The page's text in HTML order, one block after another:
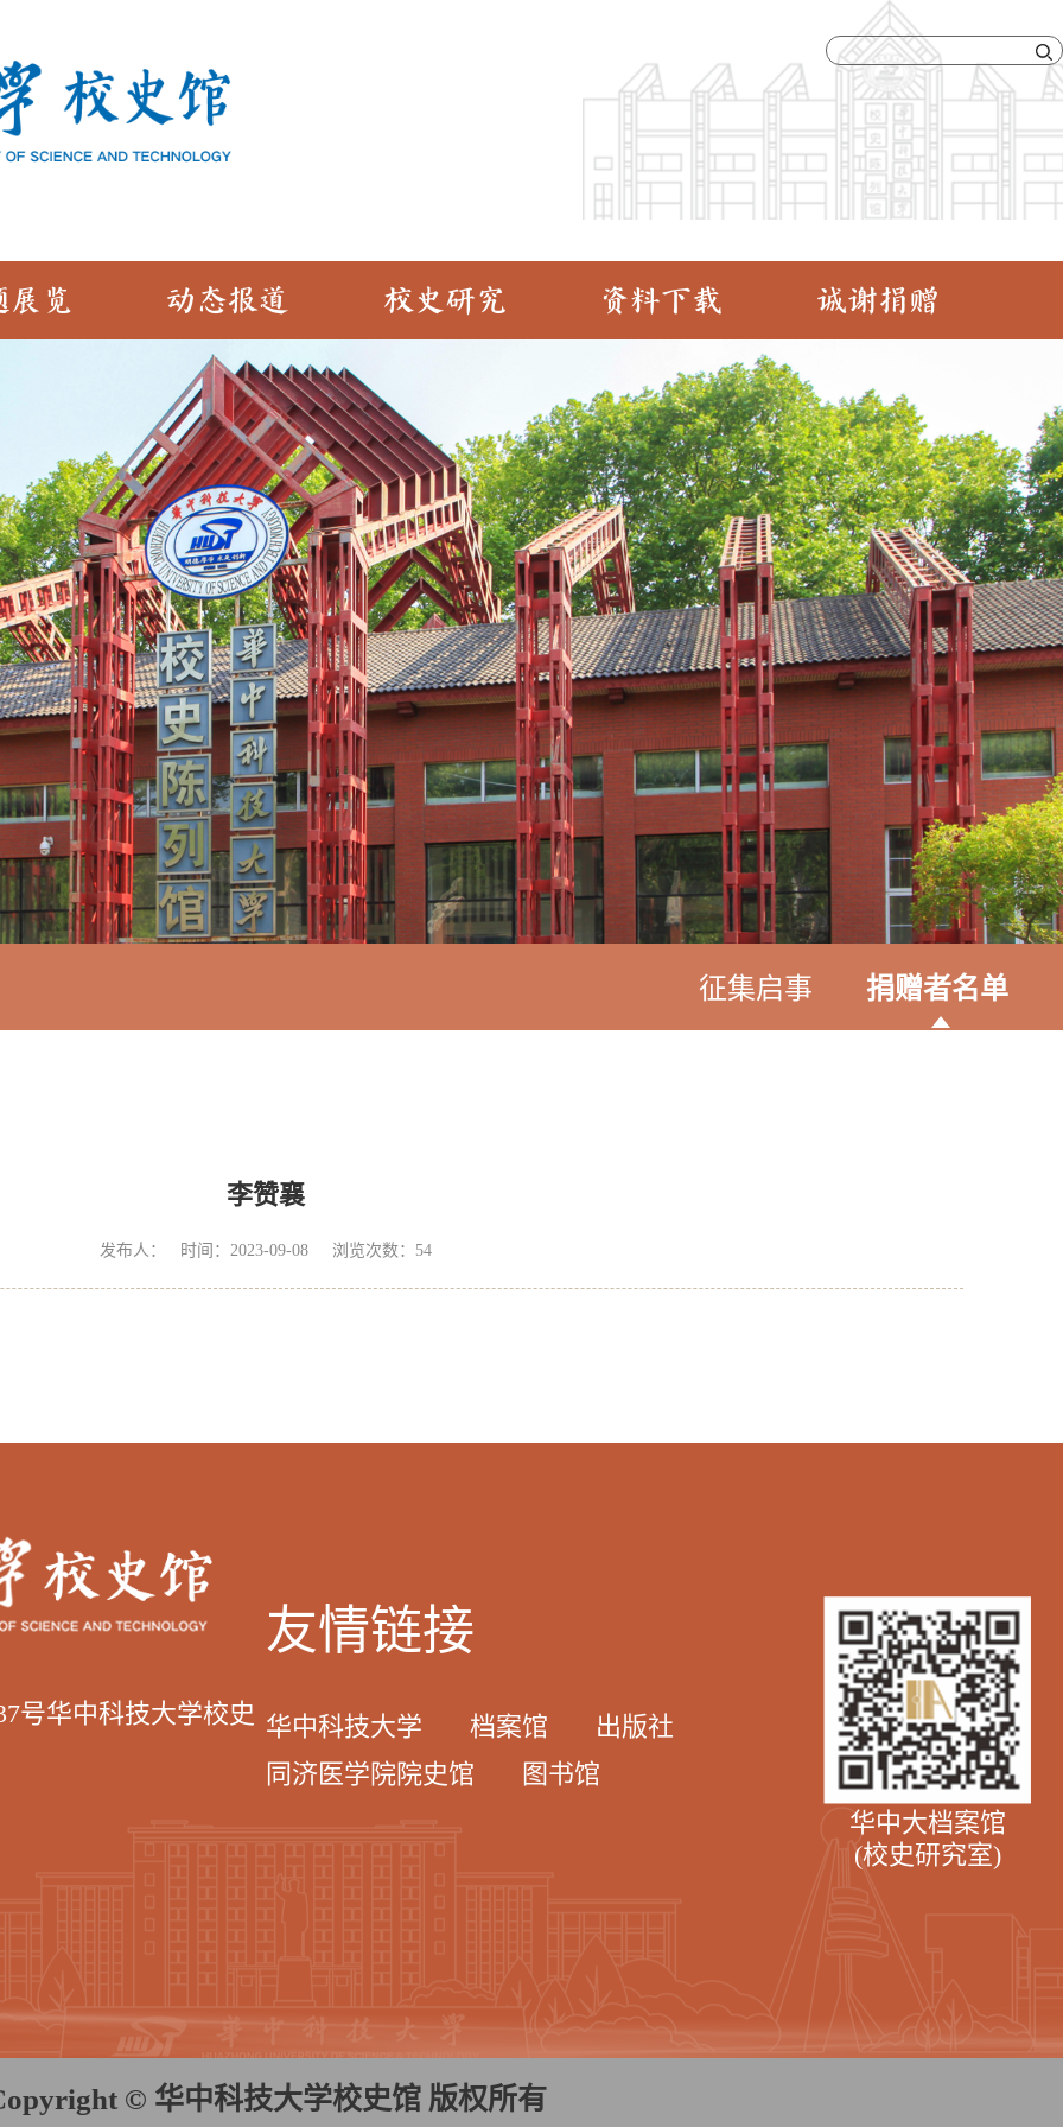
展览 动态报道 校史研究 资料下载 诚谢捐赠
征集启事 捐赠者名单
李赞襄
发布人： 时间：2023-09-08 浏览次数： 54
号华中科技大学校史
友情链接
华中科技大学 档案馆
出版社
同济医学院院史馆
图书馆
华中大档案馆
(校史研究室)
© 华中科技大学校史馆 版权所有